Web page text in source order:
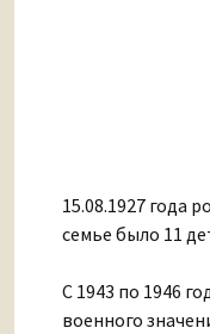
15.08.1927 года
семье было 11
С 1943 по 1946
военного